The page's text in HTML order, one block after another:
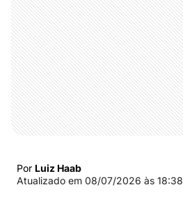
Por Luiz Haab
Atualizado em 08/07/2026 às 18:38